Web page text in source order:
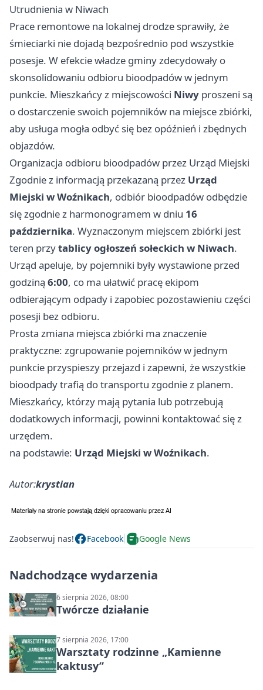
Utrudnienia w Niwach
Prace remontowe na lokalnej drodze sprawiły, że
śmieciarki nie dojadą bezpośrednio pod wszystkie
posesje. W efekcie władze gminy zdecydowały o
skonsolidowaniu odbioru bioodpadów w jednym
punkcie. Mieszkańcy z miejscowości Niwy proszeni są
o dostarczenie swoich pojemników na miejsce zbiórki,
aby usługa mogła odbyć się bez opóźnień i zbędnych
objazdów.
Organizacja odbioru bioodpadów przez Urząd Miejski
Zgodnie z informacją przekazaną przez Urząd
Miejski w Woźnikach, odbiór bioodpadów odbędzie
się zgodnie z harmonogramem w dniu 16
października. Wyznaczonym miejscem zbiórki jest
teren przytablicy ogłoszeń sołeckich w Niwach.
Urząd apeluje, by pojemniki były wystawione przed
godziną 6:00, co ma ułatwić pracę ekipom
odbierającym odpady i zapobiec pozostawieniu części
posesji bez odbioru.
Prosta zmiana miejsca zbiórki ma znaczenie
praktyczne: zgrupowanie pojemników w jednym
punkcie przyspieszy przejazd i zapewni, że wszystkie
bioodpady trafią do transportu zgodnie z planem.
Mieszkańcy, którzy mają pytania lub potrzebują
dodatkowych informacji, powinni kontaktować się z
urzędem.
na podstawie: Urząd Miejski w Woźnikach.
Autor:krystian
Zaobserwuj nas! Facebook Google News
Nadchodzące wydarzenia
6 sierpnia 2026, 08:00
Twórcze działanie
7 sierpnia 2026, 17:00
Warsztaty rodzinne „Kamienne
kaktusy”